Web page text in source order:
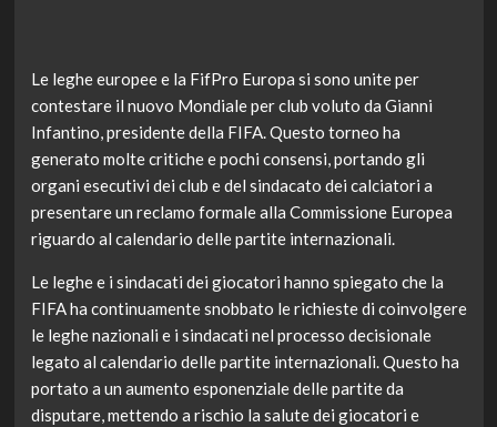
Le leghe europee e la FifPro Europa si sono unite per
contestare il nuovo Mondiale per club voluto da Gianni
Infantino, presidente della FIFA. Questo torneo ha
generato molte critiche e pochi consensi, portando gli
organi esecutivi dei club e del sindacato dei calciatori a
presentare un reclamo formale alla Commissione Europea
riguardo al calendario delle partite internazionali.
Le leghe e i sindacati dei giocatori hanno spiegato che la
FIFA ha continuamente snobbato le richieste di coinvolgere
le leghe nazionali e i sindacati nel processo decisionale
legato al calendario delle partite internazionali. Questo ha
portato a un aumento esponenziale delle partite da
disputare, mettendo a rischio la salute dei giocatori e